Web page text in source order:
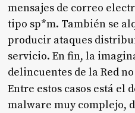
mensajes de correo
tipo sp*m. También se
producir ataques
servicio. En fin, la
delincuentes de la Red
Entre estos casos está el
malware muy complejo,